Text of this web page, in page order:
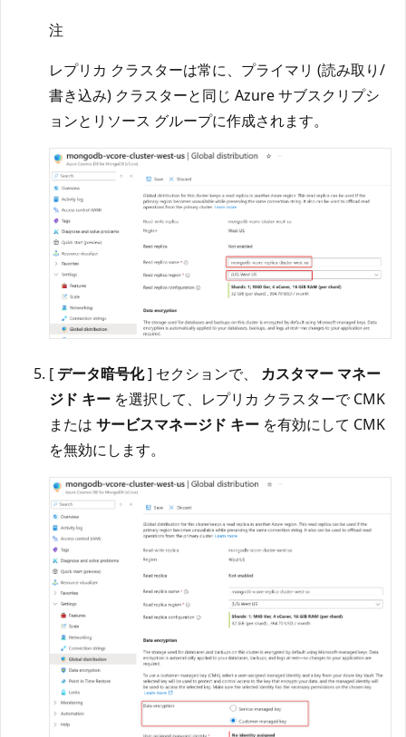
注
レプリカ クラスターは常に、プライマリ (読み取り/
書き込み) クラスターと同じ Azure サブスクリプシ
ョンとリソース グループに作成されます。
[ データ暗号化] セクションで、 カスタマー マネー
ジド キー を選択して、レプリカ クラスターで CMK
または サービスマネージド キー を有効にして CMK
を無効にします。